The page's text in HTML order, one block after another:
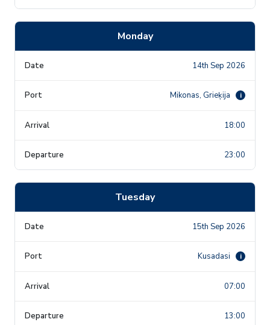
Monday
14th Sep 2026
Mikonas, Grieķija i
18:00
23:00
Tuesday
15th Sep 2026
Kusadasi i
07:00
13:00